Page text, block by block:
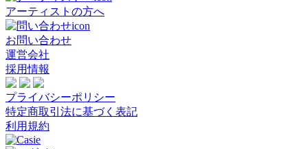
アーティストの方へ
お問い合わせ
運営会社
採用情報
プライバシーポリシー
特定商取引法に基づく表記
利用規約